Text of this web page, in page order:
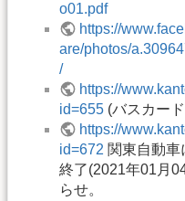
o01.pdf
https://
are/photos/
/
https://
id=655 (バスカー
https://
id=672 関東自動車
終了(2021年01月
らせ。